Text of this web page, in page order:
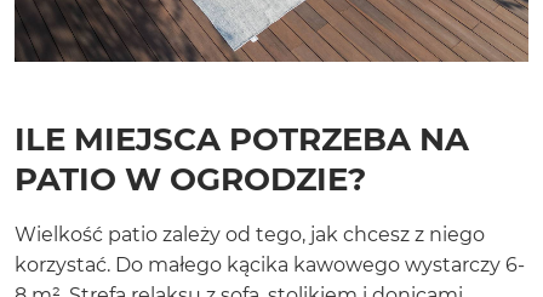
ILE MIEJSCA POTRZEBA NA
PATIO W OGRODZIE?
Wielkość patio zależy od tego, jak chcesz z niego
korzystać. Do małego kącika kawowego wystarczy 6-